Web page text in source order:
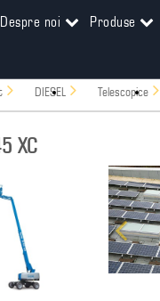
Despre noi Produse
DIESEL Telescopice
XC